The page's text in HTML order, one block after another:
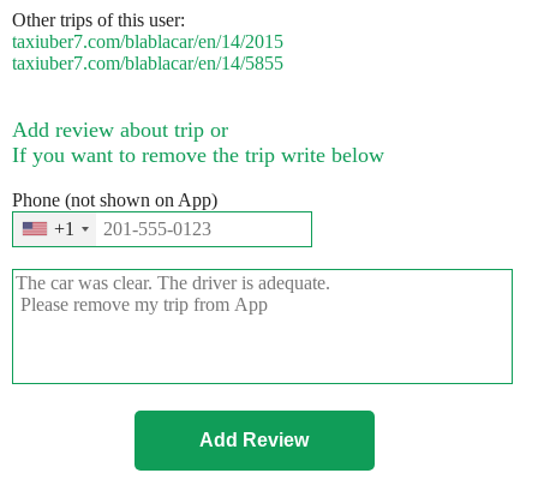
Other trips of this user:
taxiuber7.com/blablacar/en/14/2015
taxiuber7.com/blablacar/en/14/5855
Add review about trip or
If you want to remove the trip write below
Phone (not shown on App)
+1